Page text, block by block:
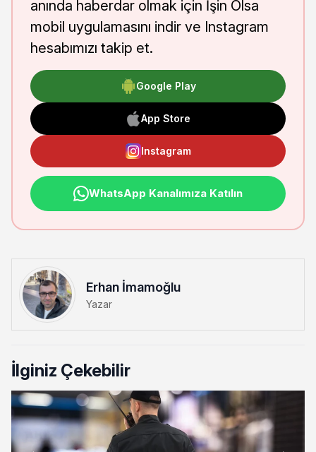
anında haberdar olmak için İşin Olsa
mobil uygulamasını indir ve Instagram
hesabımızı takip et.
Google Play
App Store
Instagram
WhatsApp Kanalımıza Katılın
Erhan İmamoğlu
Yazar
İlginiz Çekebilir